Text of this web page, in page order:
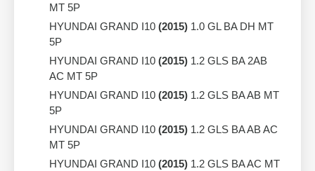
MT 5P
HYUNDAI GRAND I10 (2015) 1.0 GL BA DH MT
5P
HYUNDAI GRAND I10 (2015) 1.2 GLS BA 2AB
AC MT 5P
HYUNDAI GRAND I10 (2015) 1.2 GLS BA AB MT
5P
HYUNDAI GRAND I10 (2015) 1.2 GLS BA AB AC
MT 5P
HYUNDAI GRAND I10 (2015) 1.2 GLS BA AC MT